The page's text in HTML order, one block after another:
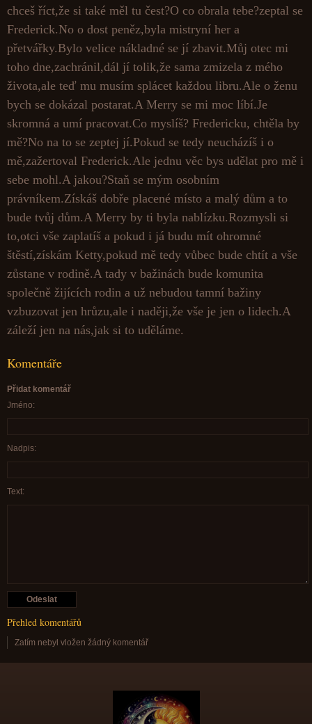
chceš říct,že si také měl tu čest?O co obrala tebe?zeptal se
Frederick.No o dost peněz,byla mistryní her a
přetvářky.Bylo velice nákladné se jí zbavit.Můj otec mi
toho dne,zachránil,dál jí tolik,že sama zmizela z mého
života,ale teď mu musím splácet každou libru.Ale o ženu
bych se dokázal postarat.A Merry se mi moc líbí.Je
skromná a umí pracovat.Co myslíš? Fredericku, chtěla by
mě?No na to se zeptej jí.Pokud se tedy neucházíš i o
mě,zažertoval Frederick.Ale jednu věc bys udělat pro mě i
sebe mohl.A jakou?Staň se mým osobním
právníkem.Získáš dobře placené místo a malý dům a to
bude tvůj dům.A Merry by ti byla nablízku.Rozmysli si
to,otci vše zaplatíš a pokud i já budu mít ohromné
štěstí,získám Ketty,pokud mě tedy vůbec bude chtít a vše
zůstane v rodině.A tady v bažinách bude komunita
společně žijících rodin a už nebudou tamní bažiny
vzbuzovat jen hrůzu,ale i naději,že vše je jen o lidech.A
záleží jen na nás,jak si to uděláme.
Komentáře
Přidat komentář
Jméno:
Nadpis:
Text:
Přehled komentářů
Zatím nebyl vložen žádný komentář